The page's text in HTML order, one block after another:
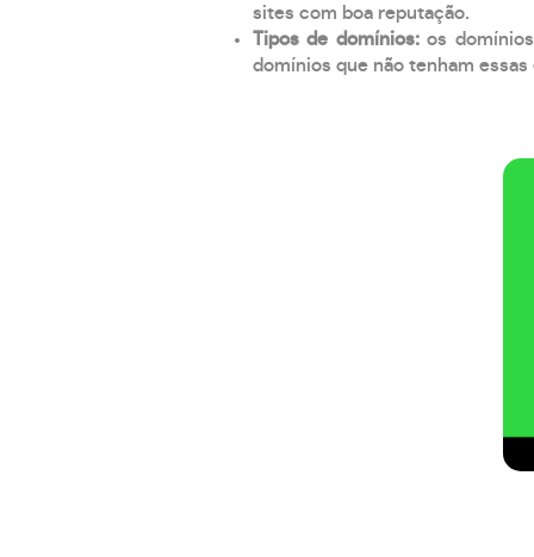
sites com boa reputação.
Tipos de domínios:os
domínios que não tenham